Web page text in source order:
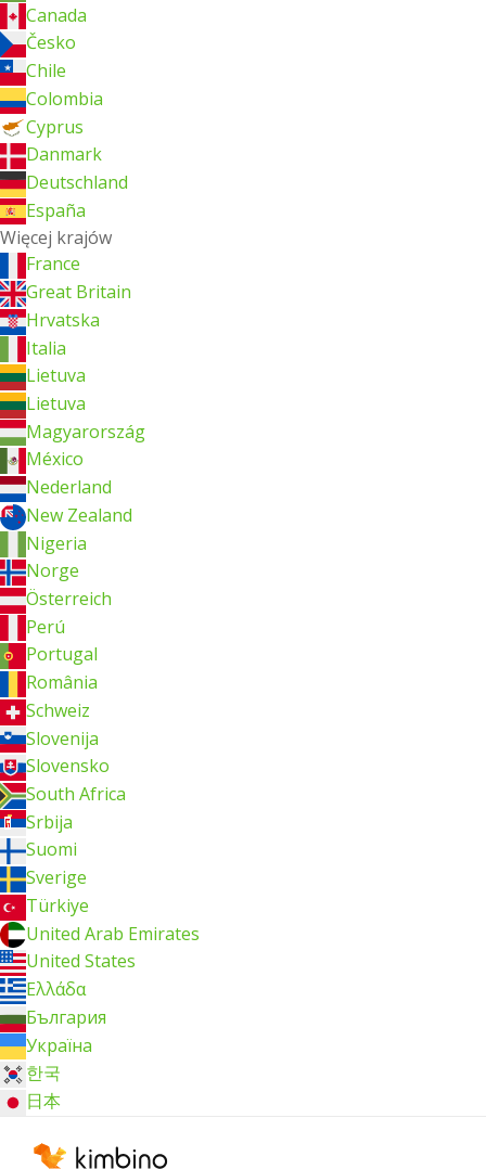
Canada
Česko
Chile
Colombia
Cyprus
Danmark
Deutschland
España
Więcej krajów
France
Great Britain
Hrvatska
Italia
Lietuva
Lietuva
Magyarország
México
Nederland
New Zealand
Nigeria
Norge
Österreich
Perú
Portugal
România
Schweiz
Slovenija
Slovensko
South Africa
Srbija
Suomi
Sverige
Türkiye
United Arab Emirates
United States
Ελλάδα
България
Україна
한국
日本